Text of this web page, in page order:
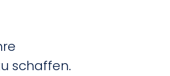
schaffen.